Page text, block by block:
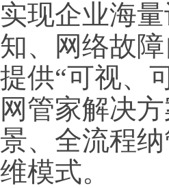
实现企业海
知、网络故
提供“可视、
网管家解决
景、全流程
维模式。